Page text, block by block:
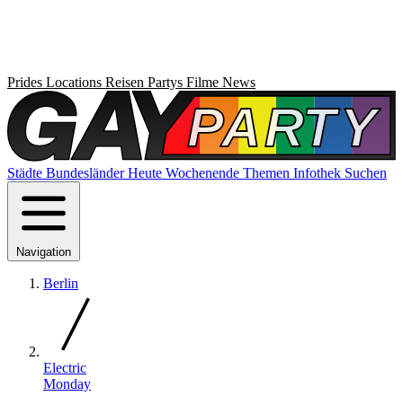
Prides Locations Reisen Partys Filme News
Städte BundesländerHeute Wochenende Themen Infothek Suchen
Navigation
Berlin
Electric
Monday